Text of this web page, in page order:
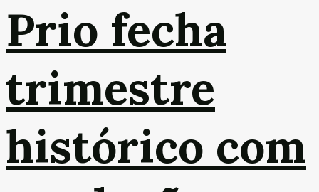
Prio fecha
trimestre
histórico com